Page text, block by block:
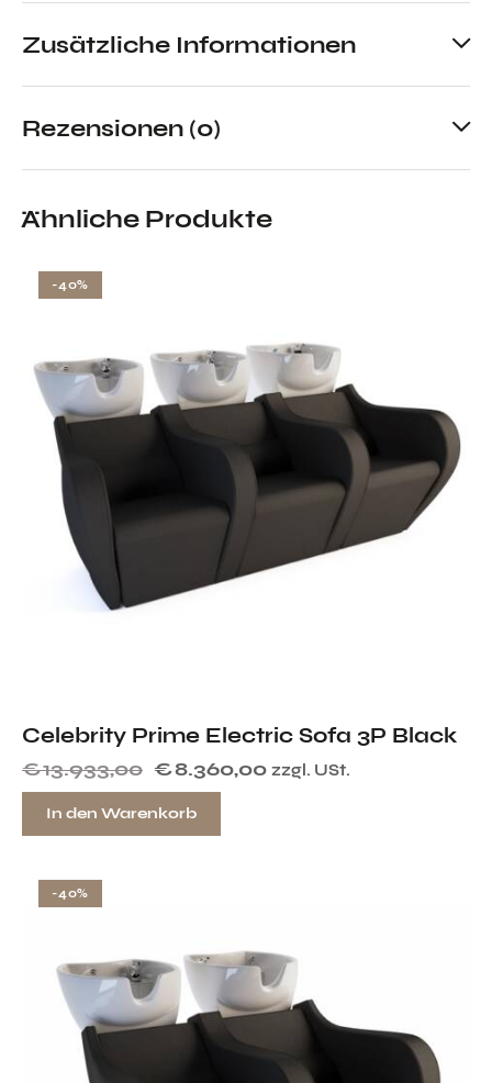
Zusätzliche Informationen
Rezensionen (0)
Ähnliche Produkte
-40%
Celebrity Prime Electric Sofa 3P Black
€13.933,00 €8.360,00 zzgl. USt.
In den Warenkorb
-40%